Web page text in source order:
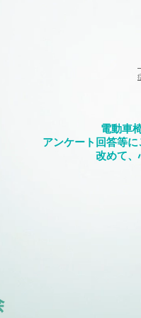
電動車
アンケート回答等
改めて、